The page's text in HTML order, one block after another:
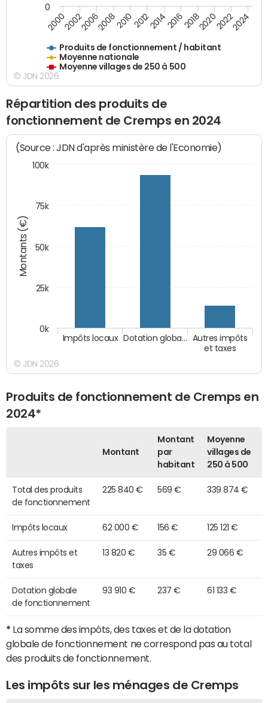
Produits de fonctionnement / habitant
Moyenne nationale
Moyenne villages de 250 à 500
200020022006200820102012201420162018202020222024
0
© JDN 2026
Répartition des produits de
fonctionnement de Cremps en 2024
Montants (€)
(Source : JDN d'après ministère de l'Economie)
Autres impôts
et taxes
Dotation globa…
Impôts locaux
0k
25k
50k
75k
100k
© JDN 2026
Produits de fonctionnement de Cremps en
2024*
Montant
Montant
par
habitant
Moyenne
villages de
250 à 500
Total des produits
de fonctionnement
225 840 € 569 € 339 874 €
Impôts locaux 62 000 € 156 € 125 121 €
Autres impôts et
taxes
13 820 € 35 € 29 066 €
Dotation globale
de fonctionnement
93 910 € 237 € 61 133 €
* La somme des impôts, des taxes et de la dotation
globale de fonctionnement ne correspond pas au total
des produits de fonctionnement.
Les impôts sur les ménages de Cremps